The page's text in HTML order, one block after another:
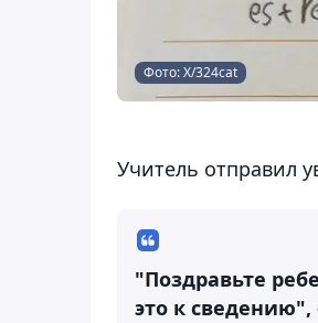
Фото: X/324cat
Учитель отправил
"Поздравьте
это к сведению",